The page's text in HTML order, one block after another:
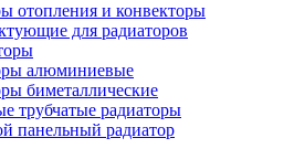
отопления и конвекторы
для радиаторов
алюминиевые
биметаллические
трубчатые радиаторы
панельный радиатор